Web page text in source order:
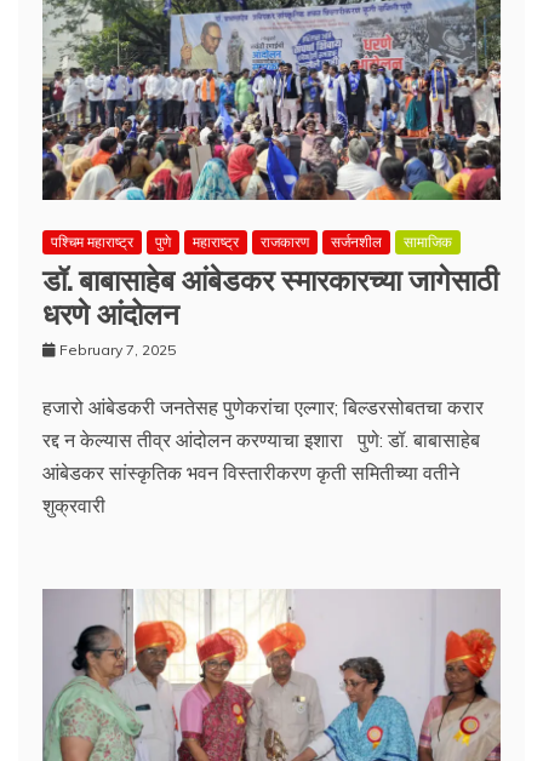
पश्चिम महाराष्ट्र पुणे महाराष्ट्र राजकारण सर्जनशील सामाजिक
डॉ. बाबासाहेब आंबेडकर स्मारकारच्या जागेसाठी
धरणे आंदोलन
February 7, 2025
हजारो आंबेडकरी जनतेसह पुणेकरांचा एल्गार; बिल्डरसोबतचा करार
रद्द न केल्यास तीव्र आंदोलन करण्याचा इशारा पुणे: डॉ. बाबासाहेब
आंबेडकर सांस्कृतिक भवन विस्तारीकरण कृती समितीच्या वतीने
शुक्रवारी